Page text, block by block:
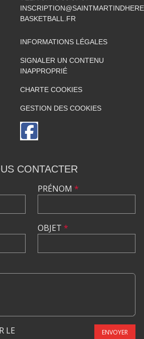
BASKETBALL.FR
INFORMATIONS LÉGALES
SIGNALER UN CONTENU
INAPPROPRIÉ
CHARTE COOKIES
GESTION DES COOKIES
CONTACTER
PRÉNOM *
OBJET *
LE
ENVOYER